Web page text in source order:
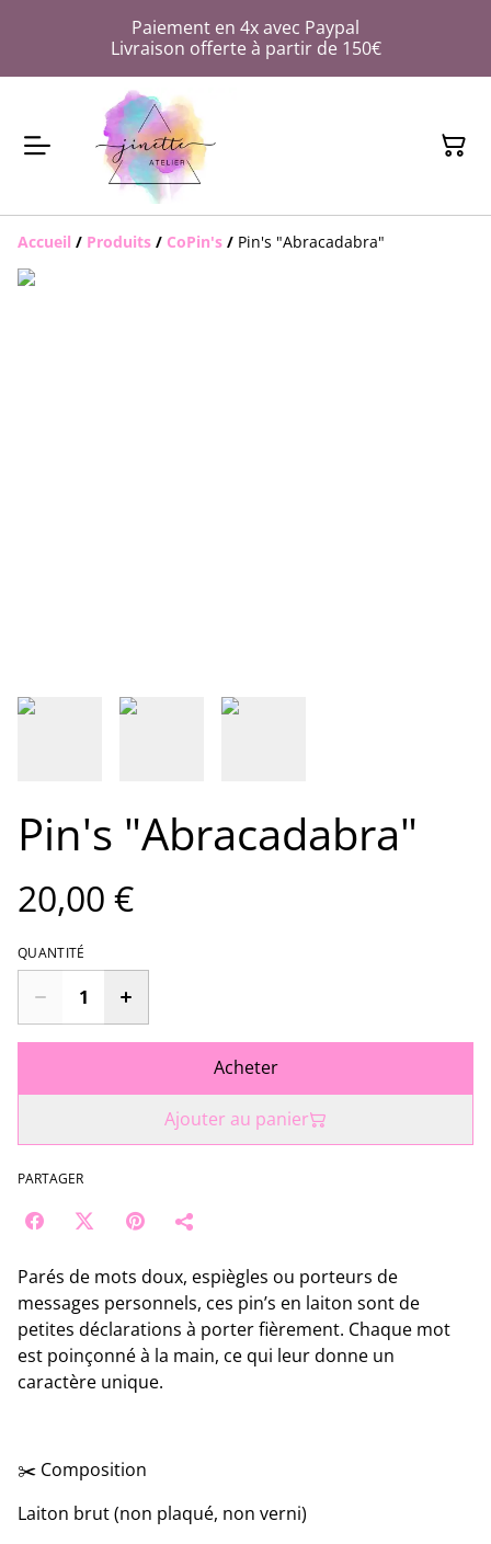
Paiement en 4x avec Paypal
Livraison offerte à partir de 150€
Accueil / Produits / CoPin's / Pin's "Abracadabra"
Pin's "Abracadabra"
20,00 €
QUANTITÉ
Acheter
Ajouter au panier
PARTAGER
Parés de mots doux, espiègles ou porteurs de
messages personnels, ces pin’s en laiton sont de
petites déclarations à porter fièrement. Chaque mot
est poinçonné à la main, ce qui leur donne un
caractère unique.
✂️ Composition
Laiton brut (non plaqué, non verni)